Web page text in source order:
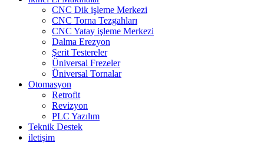
CNC Dik işleme Merkezi
CNC Torna Tezgahları
CNC Yatay işleme Merkezi
Dalma Erezyon
Şerit Testereler
Üniversal Frezeler
Üniversal Tornalar
Otomasyon
Retrofit
Revizyon
PLC Yazılım
Teknik Destek
iletişim